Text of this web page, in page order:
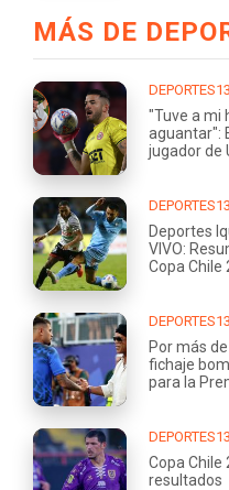
MÁS DE
DEPORTES13
"Tuve a mi
aguantar":
jugador de
DEPORTES13
Deportes
VIVO:
Copa Chile
DEPORTES13
Por más
fichaje
para la
DEPORTES13
Copa Chile
resultados